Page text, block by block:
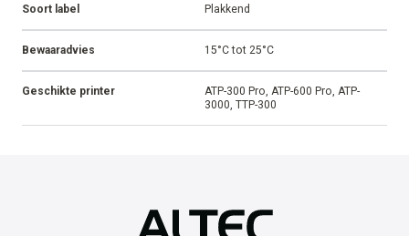
Soort label Plakkend
Bewaaradvies 15°C tot 25°C
Geschikte printer
ATP-300 Pro, ATP-600 Pro, ATP-
3000, TTP-300